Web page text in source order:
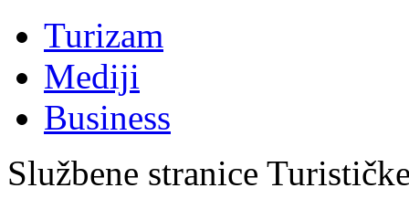
Turizam
Mediji
Business
Službene stranice